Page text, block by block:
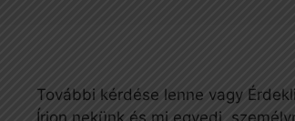
További kérdése lenne vagy